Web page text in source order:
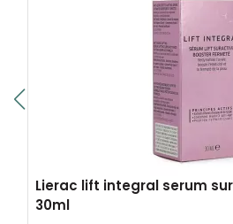
Lierac lift integral serum
30ml